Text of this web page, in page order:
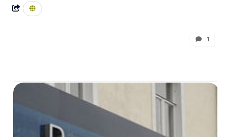
1